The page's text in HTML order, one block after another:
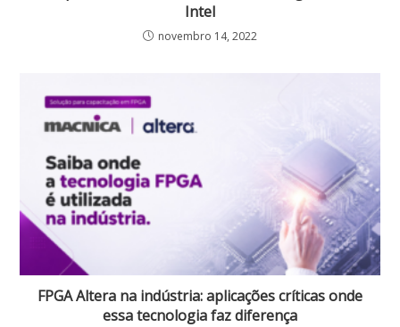
Intel
novembro 14, 2022
FPGA Altera na indústria: aplicações críticas onde
essa tecnologia faz diferença